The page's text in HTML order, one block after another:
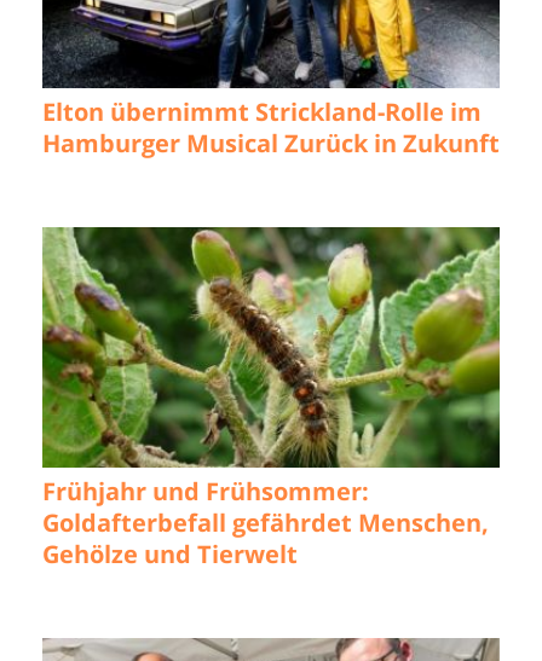
Elton übernimmt Strickland-Rolle im
Hamburger Musical Zurück in Zukunft
Frühjahr und Frühsommer:
Goldafterbefall gefährdet Menschen,
Gehölze und Tierwelt